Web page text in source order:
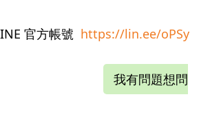
官方帳號 https://lin.ee/oPSy
我有問題想問